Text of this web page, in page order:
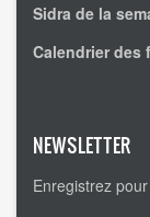
Sidra de la
Calendrier des
NEWSLETTER
Enregistrez